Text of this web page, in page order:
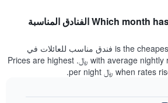
Which month has the lowest rates for الفنادق المناسبة
أكتوبر is the cheapest month to book a فندق مناسب للعائلات في
الدمام, with average nightly rates around 283 ﷼. Prices are highest